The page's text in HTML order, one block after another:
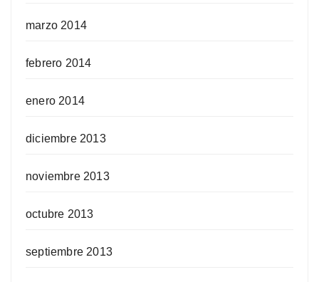
marzo 2014
febrero 2014
enero 2014
diciembre 2013
noviembre 2013
octubre 2013
septiembre 2013